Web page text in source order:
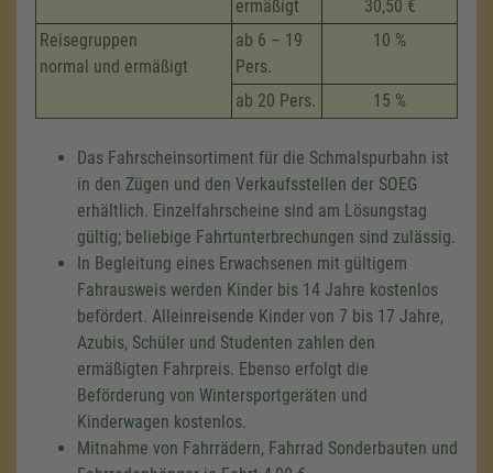
ermäßigt
30,50 €
Reisegruppen
normal und ermäßigt
ab 6 – 19
Pers.
10 %
ab 20 Pers. 15 %
Das Fahrscheinsortiment für die Schmalspurbahn ist
in den Zügen und den Verkaufsstellen der SOEG
erhältlich. Einzelfahrscheine sind am Lösungstag
gültig; beliebige Fahrtunterbrechungen sind zulässig.
In Begleitung eines Erwachsenen mit gültigem
Fahrausweis werden Kinder bis 14 Jahre kostenlos
befördert. Alleinreisende Kinder von 7 bis 17 Jahre,
Azubis, Schüler und Studenten zahlen den
ermäßigten Fahrpreis. Ebenso erfolgt die
Beförderung von Wintersportgeräten und
Kinderwagen kostenlos.
Mitnahme von Fahrrädern, Fahrrad Sonderbauten und